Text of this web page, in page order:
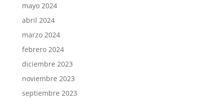
mayo 2024
abril 2024
marzo 2024
febrero 2024
diciembre 2023
noviembre 2023
septiembre 2023